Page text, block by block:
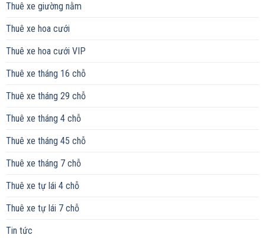
Thuê xe giường nằm
Thuê xe hoa cưới
Thuê xe hoa cưới VIP
Thuê xe tháng 16 chỗ
Thuê xe tháng 29 chỗ
Thuê xe tháng 4 chỗ
Thuê xe tháng 45 chỗ
Thuê xe tháng 7 chỗ
Thuê xe tự lái 4 chỗ
Thuê xe tự lái 7 chỗ
Tin tức